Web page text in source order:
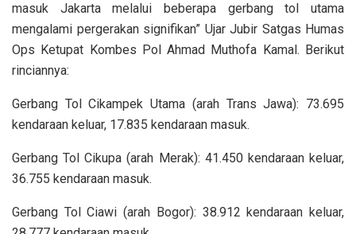
masuk Jakarta melalui beberapa gerbang tol utama
mengalami pergerakan signifikan” Ujar Jubir Satgas Humas
Ops Ketupat Kombes Pol Ahmad Muthofa Kamal. Berikut
rinciannya:
Gerbang Tol Cikampek Utama (arah Trans Jawa): 73.695
kendaraan keluar, 17.835 kendaraan masuk.
Gerbang Tol Cikupa (arah Merak): 41.450 kendaraan keluar,
36.755 kendaraan masuk.
Gerbang Tol Ciawi (arah Bogor): 38.912 kendaraan keluar,